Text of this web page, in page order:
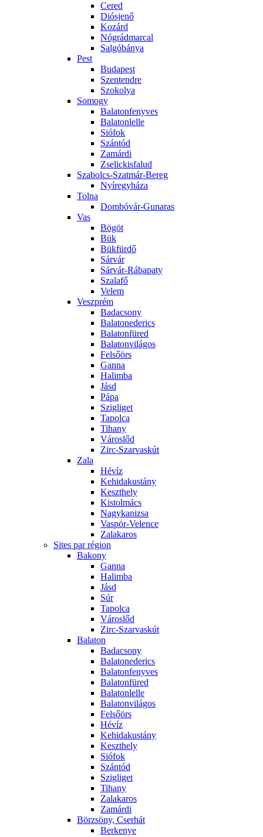
Cered
Diósjenő
Kozárd
Nógrádmarcal
Salgóbánya
Pest
Budapest
Szentendre
Szokolya
Somogy
Balatonfenyves
Balatonlelle
Siófok
Szántód
Zamárdi
Zselickisfalud
Szabolcs-Szatmár-Bereg
Nyíregyháza
Tolna
Dombóvár-Gunaras
Vas
Bögöt
Bük
Bükfürdő
Sárvár
Sárvár-Rábapaty
Szalafő
Velem
Veszprém
Badacsony
Balatonederics
Balatonfüred
Balatonvilágos
Felsőörs
Ganna
Halimba
Jásd
Pápa
Szigliget
Tapolca
Tihany
Városlőd
Zirc-Szarvaskút
Zala
Hévíz
Kehidakustány
Keszthely
Kistolmács
Nagykanizsa
Vaspör-Velence
Zalakaros
Sites par région
Bakony
Ganna
Halimba
Jásd
Súr
Tapolca
Városlőd
Zirc-Szarvaskút
Balaton
Badacsony
Balatonederics
Balatonfenyves
Balatonfüred
Balatonlelle
Balatonvilágos
Felsőörs
Hévíz
Kehidakustány
Keszthely
Siófok
Szántód
Szigliget
Tihany
Zalakaros
Zamárdi
Börzsöny, Cserhát
Berkenye